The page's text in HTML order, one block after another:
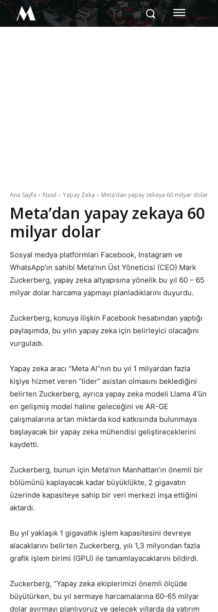
M
Ana Sayfa Nasıl Yapay Zeka Meta’dan yapay zekaya 60 milyar dolar
Meta’dan yapay zekaya 60
milyar dolar
Sosyal medya platformları Facebook, Instagram ve
WhatsApp’ın sahibi Meta’nın Üst Yöneticisi (CEO) Mark
Zuckerberg, yapay zeka altyapısına yönelik bu yıl 60 – 65
milyar dolar harcama yapmayı planladıklarını duyurdu.
Zuckerberg, konuya ilişkin Facebook hesabından yaptığı
paylaşımda, bu yılın yapay zeka için belirleyici olacağını
vurguladı.
Yapay zeka aracı “Meta AI”nın bu yıl 1 milyardan fazla
kişiye hizmet veren “lider” asistan olmasını beklediğini
belirten Zuckerberg, ayrıca yapay zeka modeli Llama 4’ün
en gelişmiş model haline geleceğini ve AR-GE
çalışmalarına artan miktarda kod katkısında bulunmaya
başlayacak bir yapay zeka mühendisi geliştireceklerini
kaydetti.
Zuckerberg, bunun için Meta’nın Manhattan’ın önemli bir
bölümünü kaplayacak kadar büyüklükte, 2 gigavatın
üzerinde kapasiteye sahip bir veri merkezi inşa ettiğini
aktardı.
Bu yıl yaklaşık 1 gigavatlık işlem kapasitesini devreye
alacaklarını belirten Zuckerberg, yılı 1,3 milyondan fazla
grafik işlem birimi (GPU) ile tamamlayacaklarını bildirdi.
Zuckerberg, “Yapay zeka ekiplerimizi önemli ölçüde
büyütürken, bu yıl sermaye harcamalarına 60-65 milyar
dolar ayırmayı planlıyoruz ve gelecek yıllarda da yatırım